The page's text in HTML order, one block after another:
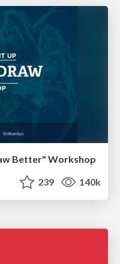
Better" Workshop
239 140k